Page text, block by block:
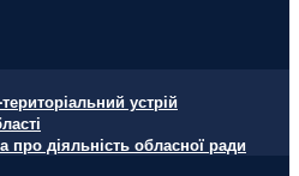
устрій
про діяльність обласної ради